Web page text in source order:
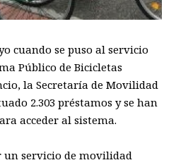
cuando se puso al servicio
Público de Bicicletas
la Secretaría de Movilidad
2.303 préstamos y se han
acceder al sistema.
un servicio de movilidad